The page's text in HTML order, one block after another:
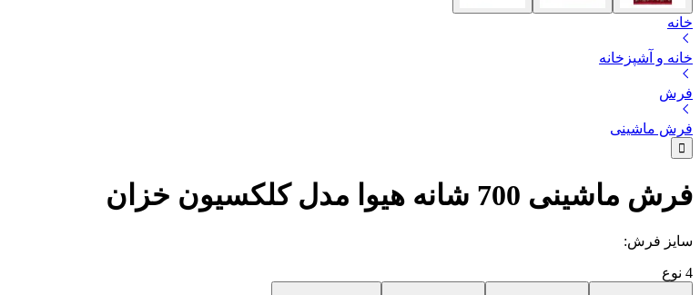
خانه
خانه و آشپزخانه
فرش
فرش ماشینی
فرش ماشینی 700 شانه هیوا مدل کلکسیون خزان
سایز فرش:
4 نوع